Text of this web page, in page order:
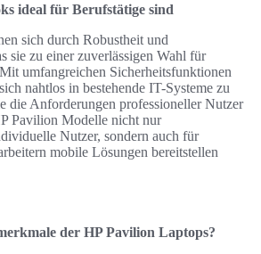
ideal für Berufstätige sind
sich durch Robustheit und
sie zu einer zuverlässigen Wahl für
umfangreichen Sicherheitsfunktionen
nahtlos in bestehende IT-Systeme zu
die Anforderungen professioneller Nutzer
Pavilion Modelle nicht nur
Nutzer, sondern auch für
mobile Lösungen bereitstellen
der HP Pavilion Laptops?